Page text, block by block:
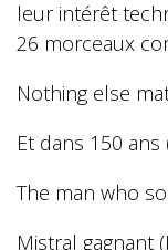
leur intérêt
26 morceaux
Nothing else
Et dans 150 ans
The man who
Mistral gagnant